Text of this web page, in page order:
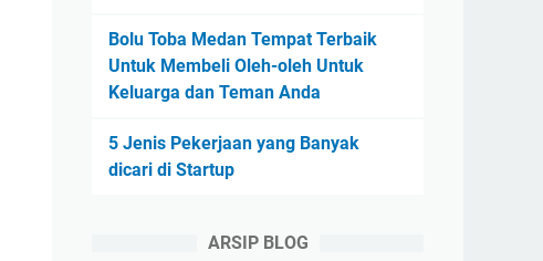
Bolu Toba Medan Tempat Terbaik
Untuk Membeli Oleh-oleh Untuk
Keluarga dan Teman Anda
5 Jenis Pekerjaan yang Banyak
dicari di Startup
ARSIP BLOG